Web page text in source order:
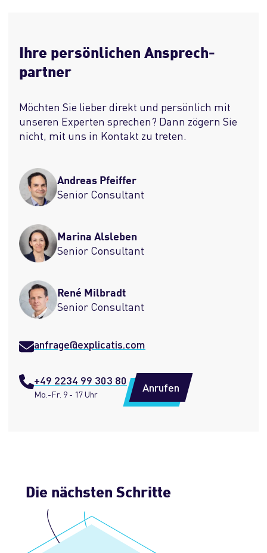
Ihre persönlichen Ansprech­
partner
Möchten Sie lieber direkt und persönlich mit
unseren Experten sprechen? Dann zögern Sie
nicht, mit uns in Kontakt zu treten.
Andreas Pfeiffer
Senior Consultant
Marina Alsleben
Senior Consultant
René Milbradt
Senior Consultant
anfrage@explicatis.com
+49 2234 99 303 80
Mo.-Fr. 9 - 17 Uhr Anrufen
Die nächsten Schritte